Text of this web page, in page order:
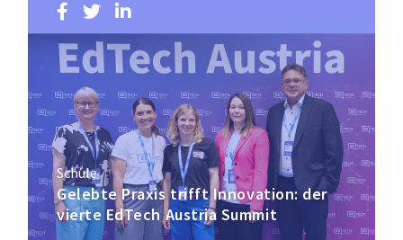
Schule
Gelebte Praxis trifft Innovation: der
vierte EdTech Austria Summit